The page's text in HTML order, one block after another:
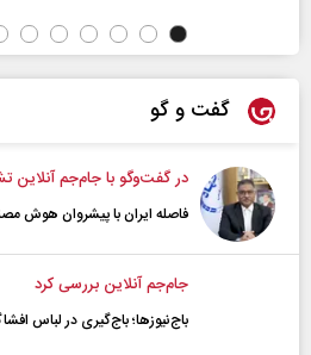
گفت و گو
در گفت‌و‌گو با جام‌جم آنلاین
فاصله ایران با پیشرو‌ان هوش
جام‌جم آنلاین بررسی کرد
باج‌نیوزها؛ باج‌گیری در لباس